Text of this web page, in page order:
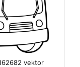
vektor